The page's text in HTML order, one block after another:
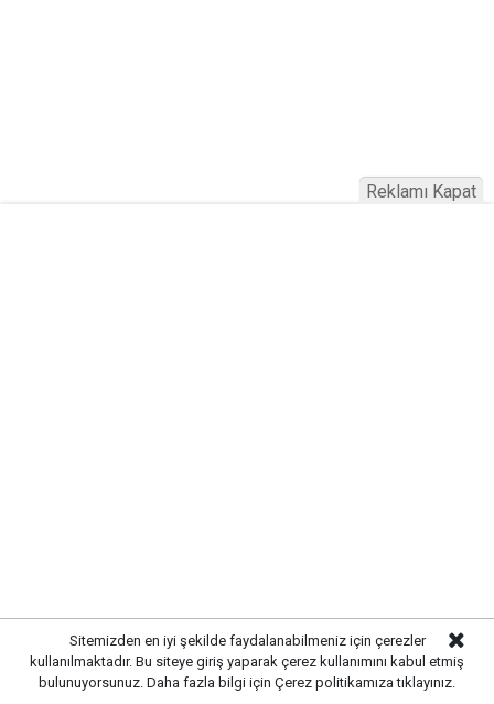
Etiketler :
Kırıkkale haberleri
Sitemizden en iyi şekilde faydalanabilmeniz için çerezler
kullanılmaktadır. Bu siteye giriş yaparak çerez kullanımını kabul etmiş
bulunuyorsunuz. Daha fazla bilgi için Çerez politikamıza tıklayınız.
Reklamı Kapat